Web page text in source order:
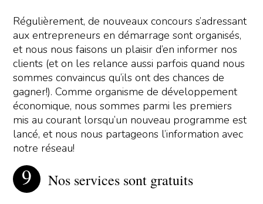
Régulièrement, de nouveaux concours s’adressant
aux entrepreneurs en démarrage sont organisés,
et nous nous faisons un plaisir d’en informer nos
clients (et on les relance aussi parfois quand nous
sommes convaincus qu’ils ont des chances de
gagner!). Comme organisme de développement
économique, nous sommes parmi les premiers
mis au courant lorsqu’un nouveau programme est
lancé, et nous nous partageons l’information avec
notre réseau!
Nos services sont gratuits